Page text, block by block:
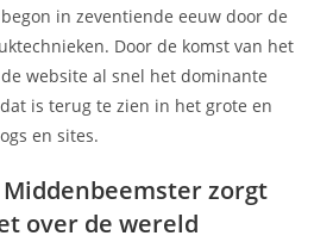
in zeventiende eeuw door de
Door de komst van het
website al snel het dominante
is terug te zien in het grote en
en sites.
zorgt
over de wereld